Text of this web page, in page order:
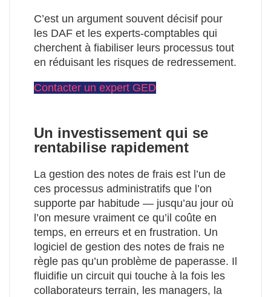
C’est un argument souvent décisif pour
les DAF et les experts-comptables qui
cherchent à fiabiliser leurs processus tout
en réduisant les risques de redressement.
Contacter un expert GED
Un investissement qui se
rentabilise rapidement
La gestion des notes de frais est l’un de
ces processus administratifs que l’on
supporte par habitude — jusqu’au jour où
l’on mesure vraiment ce qu’il coûte en
temps, en erreurs et en frustration. Un
logiciel de gestion des notes de frais ne
règle pas qu’un problème de paperasse. Il
fluidifie un circuit qui touche à la fois les
collaborateurs terrain, les managers, la